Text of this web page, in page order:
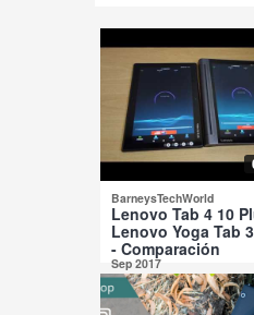
BarneysTechWorld
Lenovo Tab 4 10
Lenovo Yoga Tab
- Comparación
Sep 2017